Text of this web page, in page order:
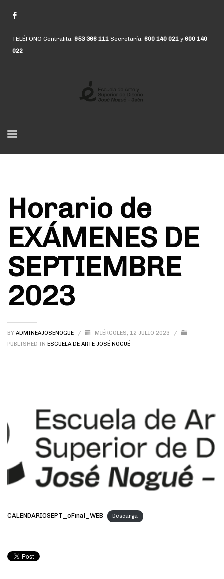
TELÉFONO Centralita: 953 366 111 Secretaría: 600 140 021 y 600 140
022
Horario de
EXÁMENES DE
SEPTIEMBRE
2023
BY ADMINEAJOSENOGUE / MIÉRCOLES, 12 JULIO 2023
/
PUBLISHED IN ESCUELA DE ARTE JOSÉ NOGUÉ
CALENDARIOSEPT_cFinal_WEB Descarga